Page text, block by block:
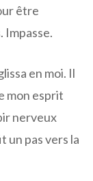
être
Impasse.
en moi. Il
mon esprit
nerveux
un pas vers la